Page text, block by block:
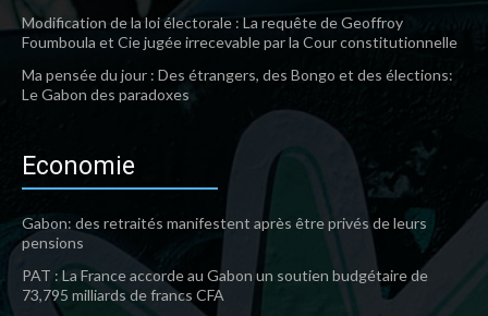
Modification de la loi électorale : La requête de Geoffroy
Foumboula et Cie jugée irrecevable par la Cour constitutionnelle
Ma pensée du jour : Des étrangers, des Bongo et des élections:
Le Gabon des paradoxes
Economie
Gabon: des retraités manifestent après être privés de leurs
pensions
PAT : La France accorde au Gabon un soutien budgétaire de
73,795 milliards de francs CFA